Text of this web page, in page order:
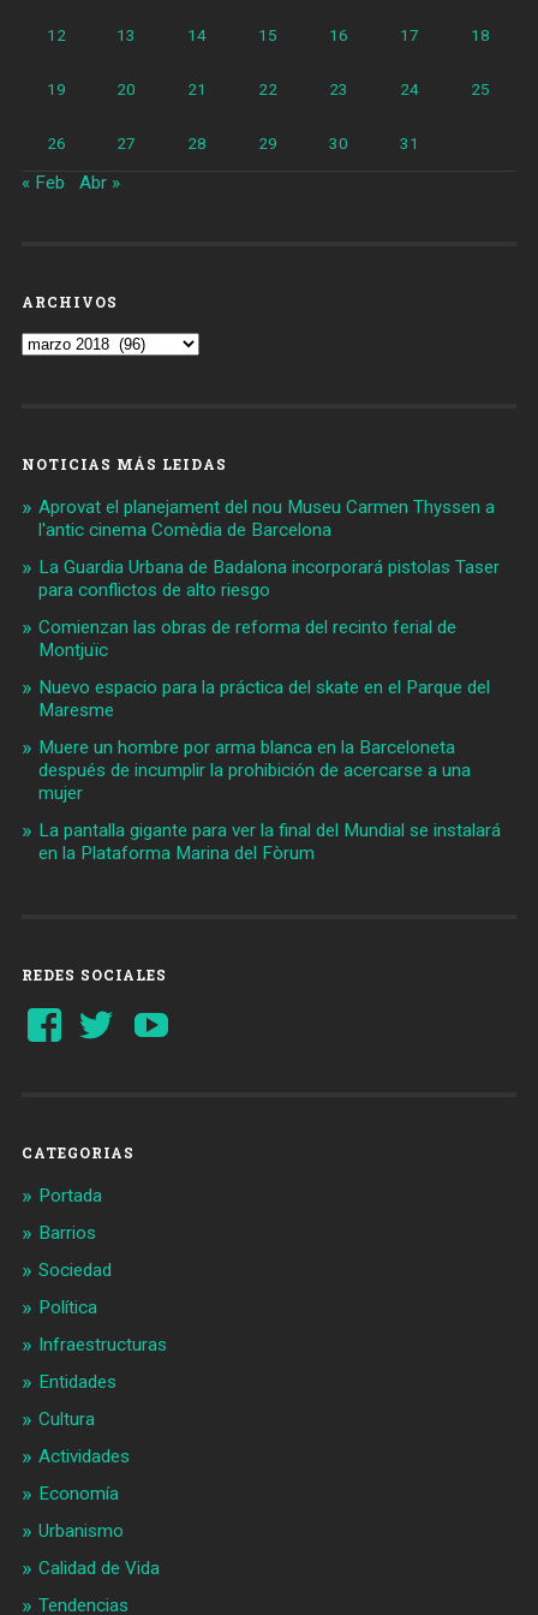
12 13 14 15 16 17 18
19 20 21 22 23 24 25
26 27 28 29 30 31
« Feb Abr »
ARCHIVOS
Archivos
NOTICIAS MÁS LEIDAS
Aprovat el planejament del nou Museu Carmen Thyssen a
l'antic cinema Comèdia de Barcelona
La Guardia Urbana de Badalona incorporará pistolas Taser
para conflictos de alto riesgo
Comienzan las obras de reforma del recinto ferial de
Montjuïc
Nuevo espacio para la práctica del skate en el Parque del
Maresme
Muere un hombre por arma blanca en la Barceloneta
después de incumplir la prohibición de acercarse a una
mujer
La pantalla gigante para ver la final del Mundial se instalará
en la Plataforma Marina del Fòrum
REDES SOCIALES
Ver
perfil
Ver
perfil
CATEGORIAS
Portada
Barrios
Sociedad
Política
Infraestructuras
Entidades
Cultura
Actividades
Economía
Urbanismo
Calidad de Vida
Tendencias